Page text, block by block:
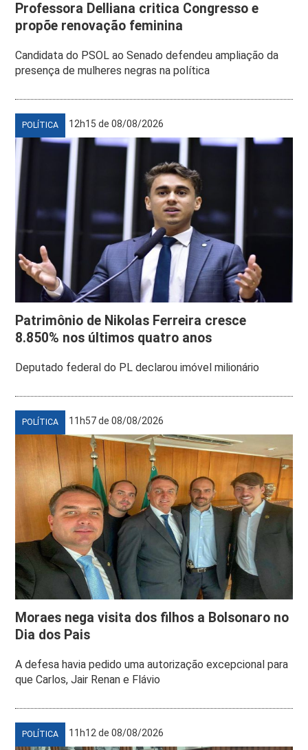
Professora Delliana critica Congresso e
propõe renovação feminina
Candidata do PSOL ao Senado defendeu ampliação da
presença de mulheres negras na política
POLÍTICA 12h15 de 08/08/2026
Patrimônio de Nikolas Ferreira cresce
8.850% nos últimos quatro anos
Deputado federal do PL declarou imóvel milionário
POLÍTICA 11h57 de 08/08/2026
Moraes nega visita dos filhos a Bolsonaro no
Dia dos Pais
A defesa havia pedido uma autorização excepcional para
que Carlos, Jair Renan e Flávio
POLÍTICA 11h12 de 08/08/2026